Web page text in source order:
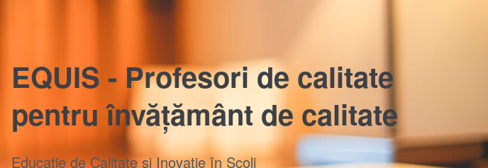
EQUIS - Profesori de calitate
pentru învățământ de calitate
Educație de Calitate și Inovație în Școli